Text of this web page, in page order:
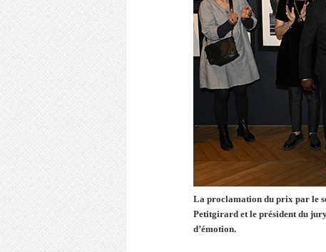
La proclamation du prix par le
Petitgirard et le président du
d’émotion.